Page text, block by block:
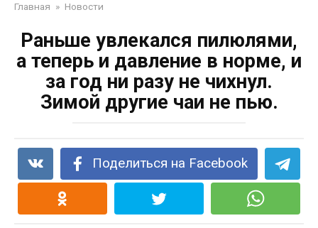
Главная » Новости
Раньше увлекался пилюлями,
а теперь и давление в норме, и
за год ни разу не чихнул.
Зимой другие чаи не пью.
Поделиться на Facebook